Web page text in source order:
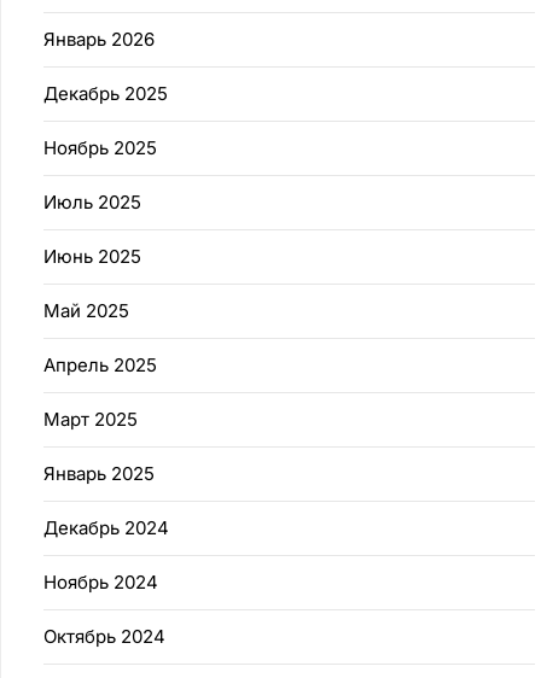
Январь 2026
Декабрь 2025
Ноябрь 2025
Июль 2025
Июнь 2025
Май 2025
Апрель 2025
Март 2025
Январь 2025
Декабрь 2024
Ноябрь 2024
Октябрь 2024